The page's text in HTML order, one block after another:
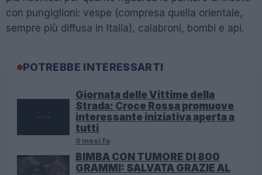
con pungiglioni: vespe (compresa quella orientale,
sempre più diffusa in Italia), calabroni, bombi e api.
POTREBBE INTERESSARTI
Giornata delle Vittime della
Strada: Croce Rossa promuove
interessante iniziativa aperta a
tutti
9 mesi fa
BIMBA CON TUMORE DI 800
GRAMMI: SALVATA GRAZIE AL